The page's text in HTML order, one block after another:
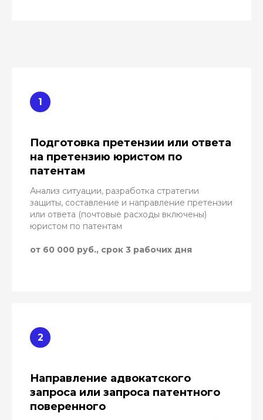
Подготовка претензии или ответа
на претензию юристом по
патентам
Анализ ситуации, разработка стратегии
защиты, составление и направление претензии
или ответа (почтовые расходы включены)
юристом по патентам
от 60 000 руб., срок 3 рабочих дня
Направление адвокатского
запроса или запроса патентного
поверенного